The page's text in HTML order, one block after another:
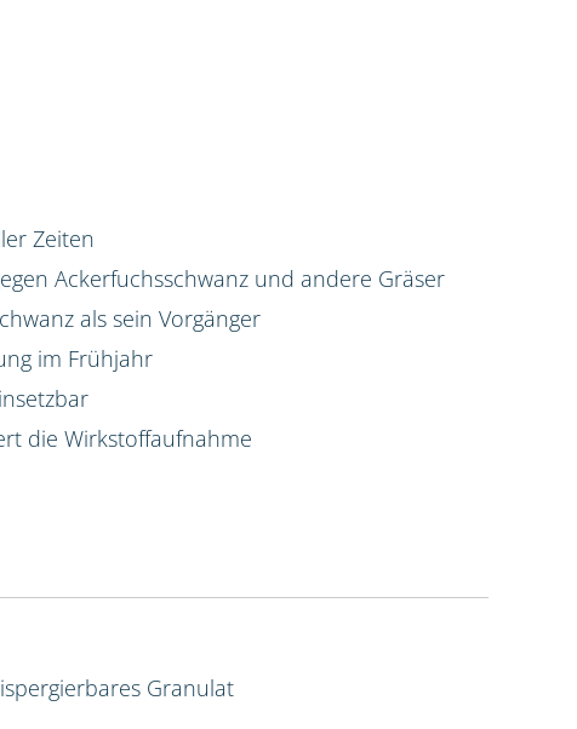
Zeiten
Ackerfuchsschwanz und andere Gräser
als sein Vorgänger
im Frühjahr
die Wirkstoffaufnahme
Granulat